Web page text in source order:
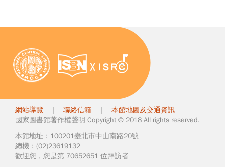
網站導覽 | 聯絡信箱 | 本館地圖及交通資訊
國家圖書館著作權聲明 Copyright © 2018 All rights reserved.
本館地址：100201臺北市中山南路20號
總機：(02)23619132
歡迎您，您是第 70652651 位拜訪者